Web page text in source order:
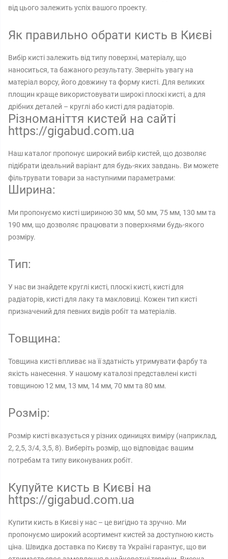
від цього залежить успіх вашого проекту.
Як правильно обрати кисть в Києві
Вибір кисті залежить від типу поверхні, матеріалу, що
наноситься, та бажаного результату. Зверніть увагу на
матеріал ворсу, його довжину та форму кисті. Для великих
площин краще використовувати широкі плоскі кисті, а для
дрібних деталей – круглі або кисті для радіаторів.
Різноманіття кистей на сайті
https://gigabud.com.ua
Наш каталог пропонує широкий вибір кистей, що дозволяє
підібрати ідеальний варіант для будь-яких завдань. Ви можете
фільтрувати товари за наступними параметрами:
Ширина:
Ми пропонуємо кисті шириною 30 мм, 50 мм, 75 мм, 130 мм та
190 мм, що дозволяє працювати з поверхнями будь-якого
розміру.
Тип:
У нас ви знайдете круглі кисті, плоскі кисті, кисті для
радіаторів, кисті для лаку та макловиці. Кожен тип кисті
призначений для певних видів робіт та матеріалів.
Товщина:
Товщина кисті впливає на її здатність утримувати фарбу та
якість нанесення. У нашому каталозі представлені кисті
товщиною 12 мм, 13 мм, 14 мм, 70 мм та 80 мм.
Розмір:
Розмір кисті вказується у різних одиницях виміру (наприклад,
2, 2,5, 3/4, 3,5, 8). Виберіть розмір, що відповідає вашим
потребам та типу виконуваних робіт.
Купуйте кисть в Києві на
https://gigabud.com.ua
Купити кисть в Києві у нас – це вигідно та зручно. Ми
пропонуємо широкий асортимент кистей за доступною кисть
ціна. Швидка доставка по Києву та Україні гарантує, що ви